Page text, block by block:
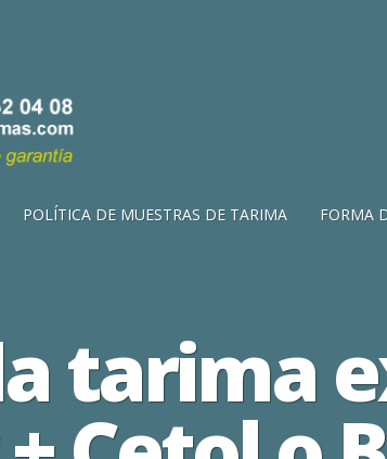
POLÍTICA DE MUESTRAS DE TARIMA FORMA
tarima